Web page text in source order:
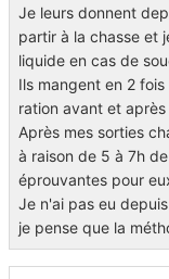
Je leurs donnent
partir à la chasse et
liquide en cas de
Ils mangent en 2
ration avant et
Après mes sorties
à raison de 5 à 7h
éprouvantes pour
Je n'ai pas eu
je pense que la